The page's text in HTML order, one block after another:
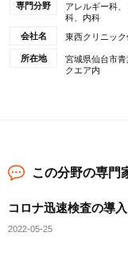
専門分野
アレルギー科
科、内科
会社名
東西クリニック
所在地
宮城県仙台市
クエア内
この分野の専門
コロナ迅速検査の導
2022-05-25